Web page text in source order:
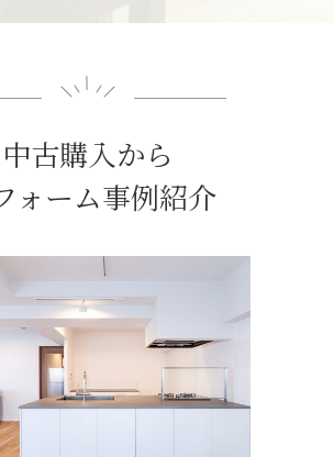
中古購入から
ォーム事例紹介